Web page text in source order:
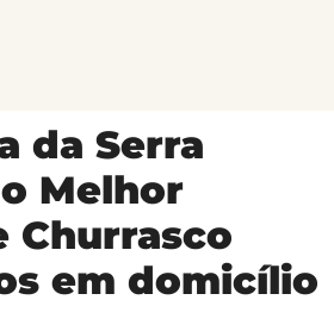
da Serra
Melhor
Churrasco
em domicílio